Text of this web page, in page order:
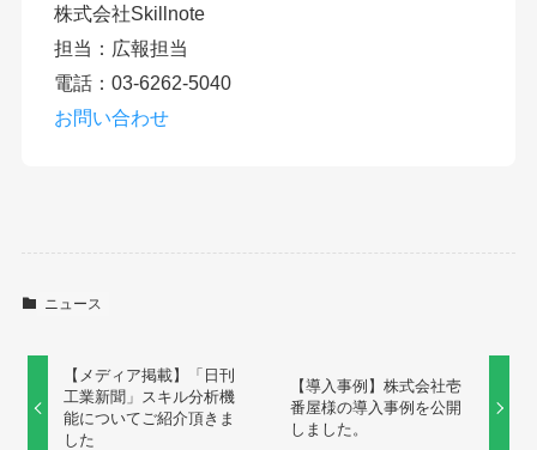
株式会社Skillnote
担当：広報担当
電話：03-6262-5040
お問い合わせ
ニュース
【メディア掲載】「日刊
工業新聞」スキル分析機
能についてご紹介頂きま
した
【導入事例】株式会社壱
番屋様の導入事例を公開
しました。